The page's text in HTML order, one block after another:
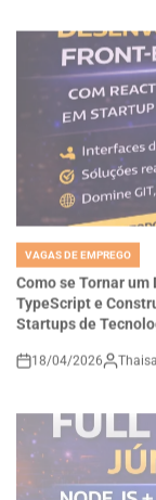
POSTED
VAGAS DE EMPREGO
Como se Tornar um
TypeScript e
Startups de
on
18/04/2026